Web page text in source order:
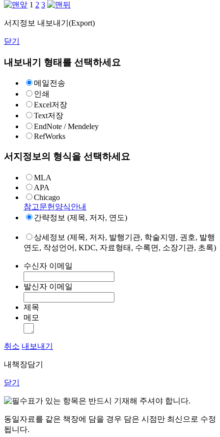
1 2 3
서지정보 내보내기(Export)
닫기
내보내기 형태를 선택하세요
메일전송
인쇄
Excel저장
Text저장
EndNote / Mendeley
RefWorks
서지정보의 형식을 선택하세요
MLA
APA
Chicago
참고문헌양식안내
간략정보 (제목, 저자, 연도)
상세정보 (제목, 저자, 발행기관, 학술지명, 권호, 발행
연도, 작성언어, KDC, 자료형태, 수록면, 소장기관, 초록)
수신자 이메일
발신자 이메일
제목
메모
취소 내보내기
내책장담기
닫기
표가 있는 항목은 반드시 기재해 주셔야 합니다.
동일자료를 같은 책장에 담을 경우 담은 시점만 최신으로 수정
됩니다.